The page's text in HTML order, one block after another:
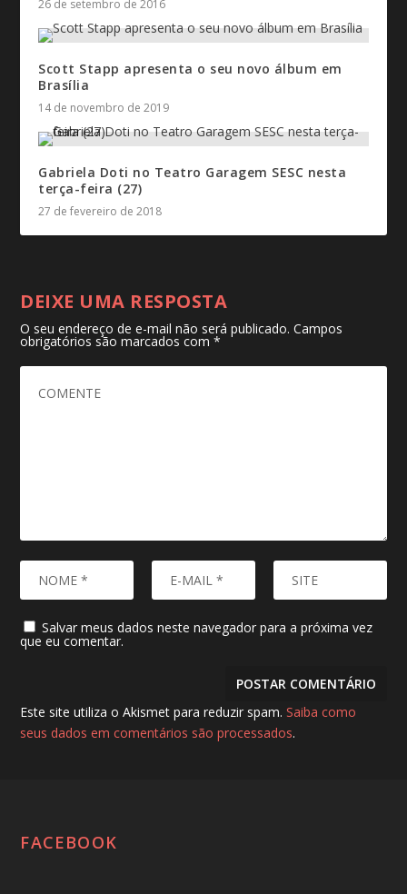
26 de setembro de 2016
Scott Stapp apresenta o seu novo álbum em
Brasília
14 de novembro de 2019
Gabriela Doti no Teatro Garagem SESC nesta
terça-feira (27)
27 de fevereiro de 2018
DEIXE UMA RESPOSTA
O seu endereço de e-mail não será publicado. Campos
obrigatórios são marcados com*
Salvar meus dados neste navegador para a próxima vez
que eu comentar.
Este site utiliza o Akismet para reduzir spam.Saiba como
seus dados em comentários são processados.
FACEBOOK